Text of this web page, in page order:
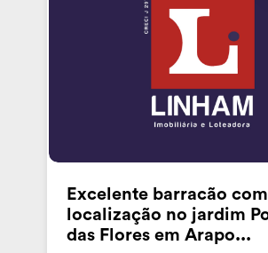
Excelente barracão
localização no jardim
das Flores em Arapo...